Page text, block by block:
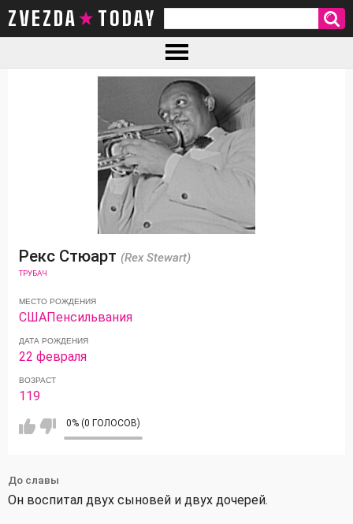
ZVEZDA TODAY
Рекс Стюарт (Rex Stewart)
ТРУБАЧ
МЕСТО РОЖДЕНИЯ
СШАПенсильвания
ДАТА РОЖДЕНИЯ
22 февраля
ВОЗРАСТ
119
0% (0 ГОЛОСОВ)
До славы
Он воспитал двух сыновей и двух дочерей.